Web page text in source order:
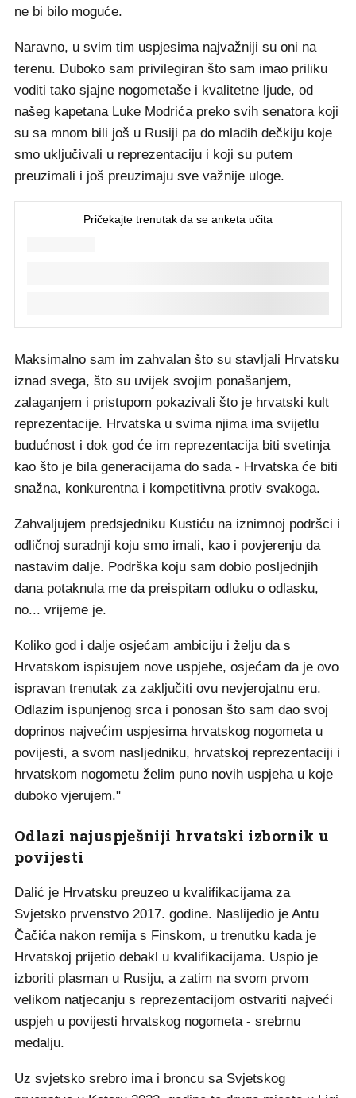
ne bi bilo moguće.
Naravno, u svim tim uspjesima najvažniji su oni na
terenu. Duboko sam privilegiran što sam imao priliku
voditi tako sjajne nogometaše i kvalitetne ljude, od
našeg kapetana Luke Modrića preko svih senatora koji
su sa mnom bili još u Rusiji pa do mladih dečkiju koje
smo uključivali u reprezentaciju i koji su putem
preuzimali i još preuzimaju sve važnije uloge.
Maksimalno sam im zahvalan što su stavljali Hrvatsku
iznad svega, što su uvijek svojim ponašanjem,
zalaganjem i pristupom pokazivali što je hrvatski kult
reprezentacije. Hrvatska u svima njima ima svijetlu
budućnost i dok god će im reprezentacija biti svetinja
kao što je bila generacijama do sada - Hrvatska će biti
snažna, konkurentna i kompetitivna protiv svakoga.
Zahvaljujem predsjedniku Kustiću na iznimnoj podršci i
odličnoj suradnji koju smo imali, kao i povjerenju da
nastavim dalje. Podrška koju sam dobio posljednjih
dana potaknula me da preispitam odluku o odlasku,
no... vrijeme je.
Koliko god i dalje osjećam ambiciju i želju da s
Hrvatskom ispisujem nove uspjehe, osjećam da je ovo
ispravan trenutak za zaključiti ovu nevjerojatnu eru.
Odlazim ispunjenog srca i ponosan što sam dao svoj
doprinos najvećim uspjesima hrvatskog nogometa u
povijesti, a svom nasljedniku, hrvatskoj reprezentaciji i
hrvatskom nogometu želim puno novih uspjeha u koje
duboko vjerujem."
Odlazi najuspješniji hrvatski izbornik u
povijesti
Dalić je Hrvatsku preuzeo u kvalifikacijama za
Svjetsko prvenstvo 2017. godine. Naslijedio je Antu
Čačića nakon remija s Finskom, u trenutku kada je
Hrvatskoj prijetio debakl u kvalifikacijama. Uspio je
izboriti plasman u Rusiju, a zatim na svom prvom
velikom natjecanju s reprezentacijom ostvariti najveći
uspjeh u povijesti hrvatskog nogometa - srebrnu
medalju.
Uz svjetsko srebro ima i broncu sa Svjetskog